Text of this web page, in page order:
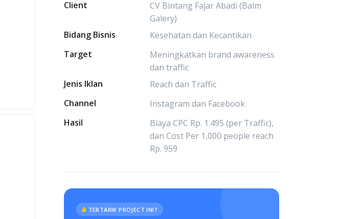
Client
CV Bintang Fajar Abadi (Balm
Galery)
Bidang Bisnis
Kesehatan dan Kecantikan
Target
Meningkatkan brand awareness
dan traffic
Jenis Iklan
Reach dan Traffic
Channel
Instagram dan Facebook
Hasil
Biaya CPC Rp. 1.495 (per Traffic),
dan Cost Per 1,000 people reach
Rp. 959
TERTARIK PROJECT INI?